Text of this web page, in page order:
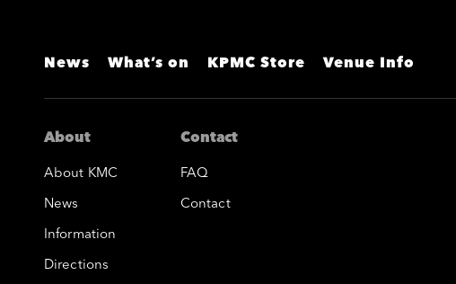
News What’s on KPMC Store Venue Info
About
About KMC
News
Information
Directions
Contact
FAQ
Contact